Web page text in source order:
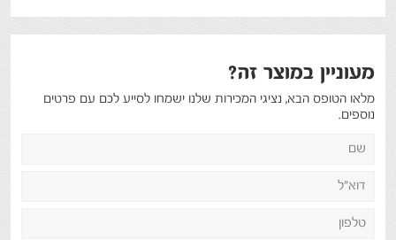
מעוניין במוצר זה?
מלאו הטופס הבא, נציגי המכירות שלנו ישמחו לסייע לכם עם פרטים
נוספים.